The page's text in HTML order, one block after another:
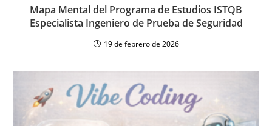
Mapa Mental del Programa de Estudios ISTQB
Especialista Ingeniero de Prueba de Seguridad
19 de febrero de 2026